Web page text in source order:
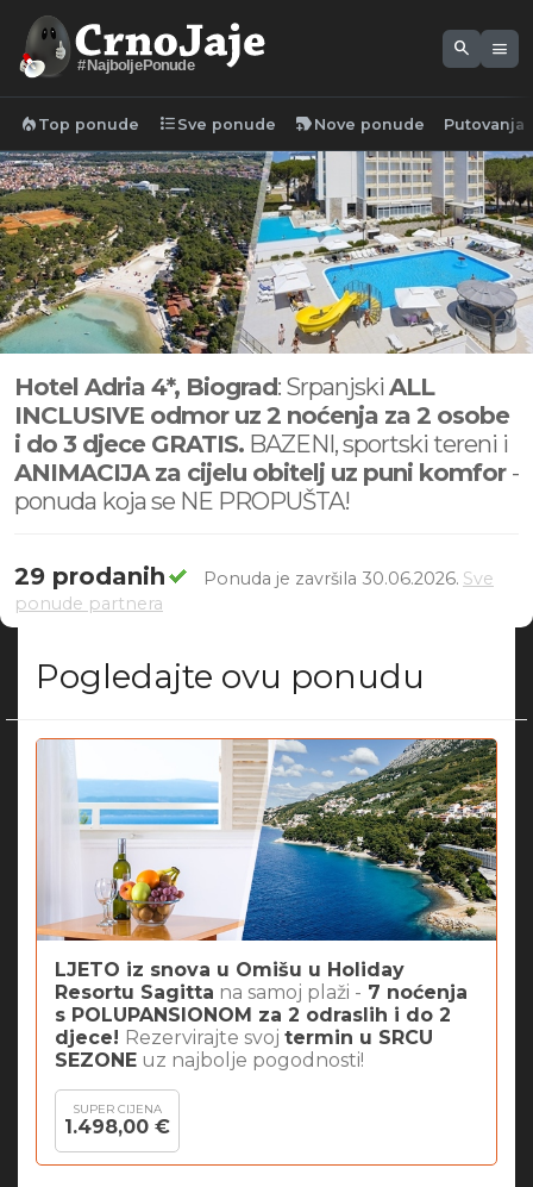
#NajboljePonude
search menu
local_fire_department Top ponude format_list_bulleted Sve ponude new_label Nove ponude Putovanja
Hotel Adria 4*, Biograd: Srpanjski ALL
INCLUSIVE odmor uz 2 noćenja za 2 osobe
i do 3 djece GRATIS. BAZENI, sportski tereni i
ANIMACIJA za cijelu obitelj uz puni komfor -
ponuda koja se NE PROPUŠTA!
29 prodanih Ponuda je završila 30.06.2026. Sve
ponude partnera
Pogledajte ovu ponudu
LJETO iz snova u Omišu u Holiday
Resortu Sagitta na samoj plaži - 7 noćenja
s POLUPANSIONOM za 2 odraslih i do 2
djece! Rezervirajte svoj termin u SRCU
SEZONE uz najbolje pogodnosti!
SUPER CIJENA
1.498,00 €